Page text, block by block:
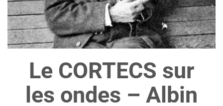
Le CORTECS sur
les ondes – Albin